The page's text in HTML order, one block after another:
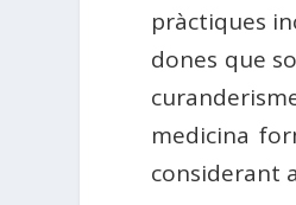
pràctiques
dones que
medicina
considerant